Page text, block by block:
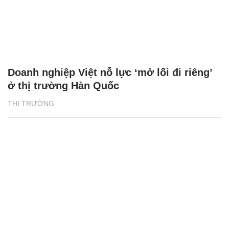
THỊ TRƯỜNG
Doanh nghiệp Việt nỗ lực ‘mở lối đi riêng’
ở thị trường Hàn Quốc